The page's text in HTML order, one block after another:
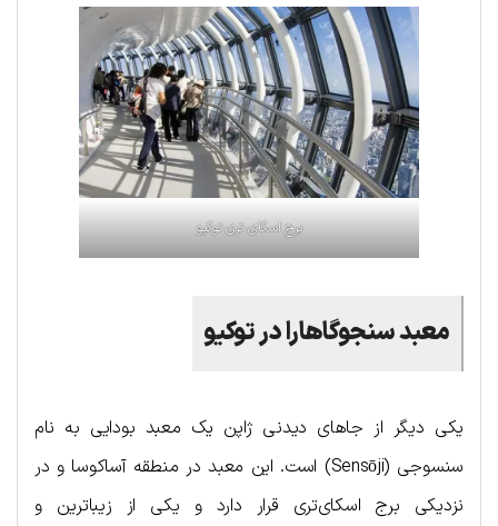
برج اسکای تری توکیو
معبدسنجوگاهارادرتوکیو
یکی دیگر از جاهای دیدنی ژاپن یک معبد بودایی به نام
سنسوجی (Sensōji) است. این معبد در منطقه آساکوسا و در
نزدیکی برج اسکای‌تری قرار دارد و یکی از زیباترین و